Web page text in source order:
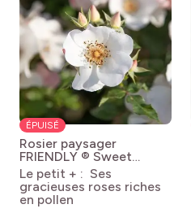
ÉPUISÉ
Rosier paysager
FRIENDLY ® Sweet
Meinatope Rosa x
polyantha Friendly®
Sweet 'Meinatope'
Le petit + : Ses
gracieuses roses riches
en pollen